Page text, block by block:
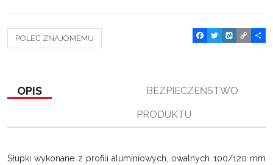
POLEĆ ZNAJOMEMU
F
a
o
o
T
w
e
r
W
y
C
o
P
o
OPIS BEZPIECZEŃSTWO
PRODUKTU
Słupki wykonane z profili aluminiowych, owalnych 100/120 mm